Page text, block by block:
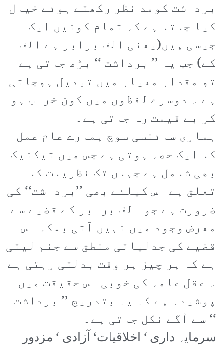
برداشت کومد نظر رکھتے ہوئے خیال
کیا جاتا ہے کہ تمام کونیں ایک
جیسی ہیں(یعنی الف برابر ہے الف
کے) جب یہ ’’ برداشت ‘‘ بڑھ جاتی ہے
تو مقدار معیار میں تبدیل ہوجاتی
ہے ۔ دوسرے لفظوں میں کون خراب ہو
کر بے قیمت رہ جاتی ہے۔
ہماری سائنسی سوچ ہمارے عام عمل
کا ایک حصہ ہوتی ہے جس میں تیکنیک
بھی شامل ہے جہاں تک نظریات کا
تعلق ہے اس کیلئے بھی ’’برداشت‘‘ کی
ضرورت ہے جو الف برابر کے قضیے سے
معرض وجود میں نہیں آتی بلکہ اس
قضیے کی جدلیاتی منطق سے جنم لیتی
ہے کہ ہر چیز ہر وقت بدلتی رہتی ہے
۔ عقل عامہ کی خوبی اس حقیقت میں
پوشیدہ ہے کہ یہ بتدریج ’’ برداشت
‘‘ سے آگے نکل جاتی ہے۔
سرمایہ داری ‘ اخلاقیات‘ آزادی ‘ مزدور